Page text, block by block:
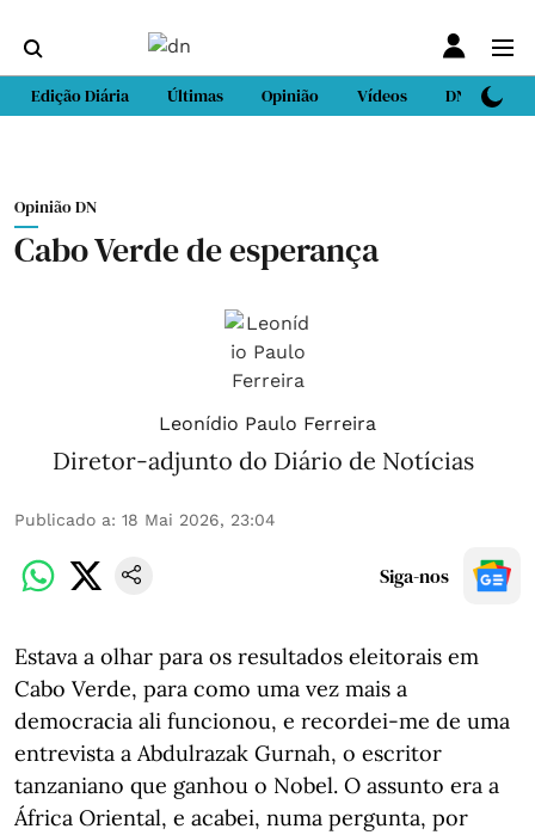
Edição Diária Últimas Opinião Vídeos DN Sport
Opinião DN
Cabo Verde de esperança
Leonídio Paulo Ferreira
Diretor-adjunto do Diário de Notícias
Publicado a: 18 Mai 2026, 23:04
Siga-nos
Estava a olhar para os resultados eleitorais em
Cabo Verde, para como uma vez mais a
democracia ali funcionou, e recordei-me de uma
entrevista a Abdulrazak Gurnah, o escritor
tanzaniano que ganhou o Nobel. O assunto era a
África Oriental, e acabei, numa pergunta, por